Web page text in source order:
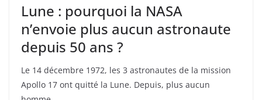
Lune : pourquoi la NASA
n’envoie plus aucun astronaute
depuis 50 ans ?
Le 14 décembre 1972, les 3 astronautes de la mission
Apollo 17 ont quitté la Lune. Depuis, plus aucun